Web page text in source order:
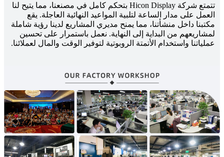
تتمتع شركة Hicon Display بتحكم كامل في مصنعنا، مما يتيح لنا
العمل على مدار الساعة لتلبية المواعيد النهائية العاجلة. يقع
مكتبنا داخل منشأتنا، مما يمنح مديري المشاريع لدينا رؤية شاملة
لمشاريعهم من البداية إلى النهاية. نعمل باستمرار على تحسين
عملياتنا واستخدام الأتمتة الروبوتية لتوفير الوقت والمال لعملائنا.